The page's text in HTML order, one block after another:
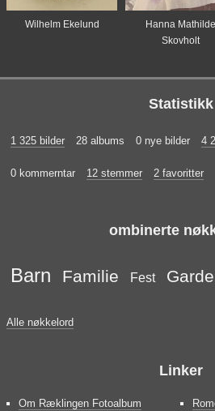
Wilhelm Ekelund
Hanna Mathilde
Skovholt
Statistikk
1 325 bilder 28 albums 0 nye bilder 4
0 kommerntar 12 stemmer 2 favoritter
ombinerte
Barn Familie Fest
Alle nøkkelord
Linker
Om Ræklingen Fotoalbum